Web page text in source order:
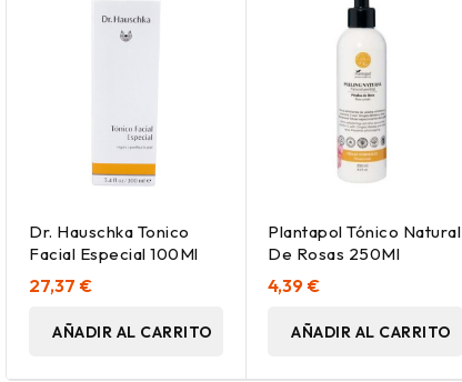
Dr. Hauschka Tonico
Facial Especial 100Ml
27,37 €
AÑADIR AL CARRITO
Plantapol Tónico Natural
De Rosas 250Ml
4,39 €
AÑADIR AL CARRITO